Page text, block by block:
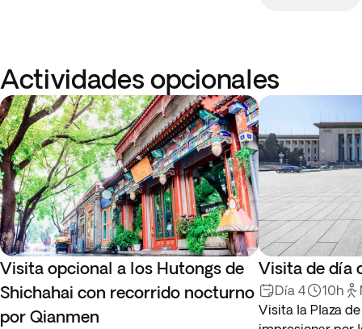
Actividades opcionales
Visita opcional a los Hutongs de
Shichahai con recorrido nocturno
por Qianmen
Visita de día
Día 4 10h
Visita la Plaza